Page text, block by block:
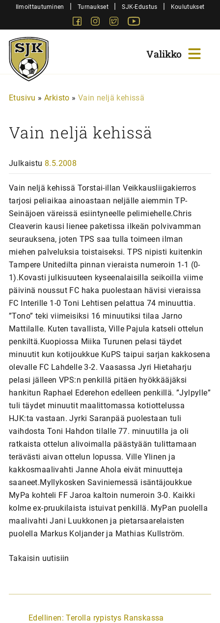
SiirryIlmoittautuminen | Turnaukset | SJK-Edustus | Koulutukset
FacebookInstagram
Twitter
Sjk-
Juniorit
Etusivu » Arkisto » Vain neljä kehissä
Vain neljä kehissä
Julkaistu 8.5.2008
Vain neljä kehissä Torstai-illan Veikkausliigakierros
tarjosi peliaikaa ainoastaan neljälle aiemmin TP-
Seinäjoen väreissä esiintyneelle pelimiehelle.Chris
Cleaverin kausi lienee paketissa ilkeän polvivamman
seurauksena, joten TPS saa tulla toimeen ilman
miehen palveluksia toistaiseksi. TPS nipisti kuitenkin
Tampere Unitedilta pinnan vieraista numeroin 1-1 (0-
1).Kovasti julkisuuteen kyseenalaisilla seikoilla viime
päivinä noussut FC haka puolestaan hävisi vieraissa
FC Interille 1-0 Toni Lehtisen pelattua 74 minuuttia.
”Tono” teki viimeisiksi 16 minuutiksi tilaa Jarno
Mattilalle. Kuten tavallista, Ville Pajula katseli ottelun
penkiltä.Kuopiossa Miika Turunen pelasi täydet
minuutit kun kotijoukkue KuPS taipui sarjan kakkosena
olevalle FC Lahdelle 3-2. Vaasassa Jyri Hietaharju
pelasi jälleen VPS:n penkillä pitäen hyökkääjäksi
hankitun Raphael Ederehon edelleen penkillä. ”Jylpylle”
tuli täydet minuutit maalittomassa kotiottelussa
HJK:ta vastaan. Jyrki Saranpää puolestaan tuli
vaihdosta Toni Hahdon tilalle 77. minuutilla ja oli
ratkaista ottelun alivoimalla päästyään tulittamaan
terävästi aivan ottelun lopussa. Ville Ylinen ja
kakkosmaalivahti Janne Ahola eivät minuutteja
saaneet.Myllykosken Saviniemessä isäntäjoukkue
MyPa kohteli FF Jaroa kaltoin numeroin 3-0. Kaikki
kolme ex-pruukilaista istuivat penkillä. MyPan puolella
maalivahti Jani Luukkonen ja pietarsaarelaisten
puolella Markus Koljander ja Mathias Kullström.
Takaisin uutisiin
A
Edellinen: Terolla rypistys Ranskassa